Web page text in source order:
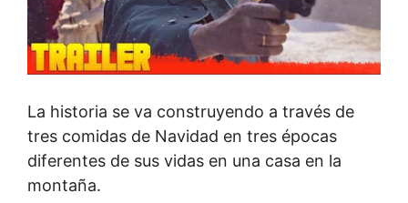
La historia se va construyendo a través de
tres comidas de Navidad en tres épocas
diferentes de sus vidas en una casa en la
montaña.